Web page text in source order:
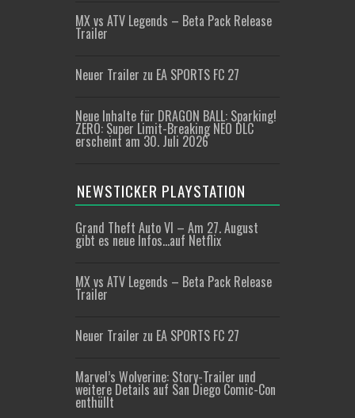
MX vs ATV Legends – Beta Pack Release
Trailer
Neuer Trailer zu EA SPORTS FC 27
Neue Inhalte für DRAGON BALL: Sparking!
ZERO: Super Limit-Breaking NEO DLC
erscheint am 30. Juli 2026
NEWSTICKER PLAYSTATION
Grand Theft Auto VI – Am 27. August
gibt es neue Infos…auf Netflix
MX vs ATV Legends – Beta Pack Release
Trailer
Neuer Trailer zu EA SPORTS FC 27
Marvel’s Wolverine: Story-Trailer und
weitere Details auf San Diego Comic-Con
enthüllt